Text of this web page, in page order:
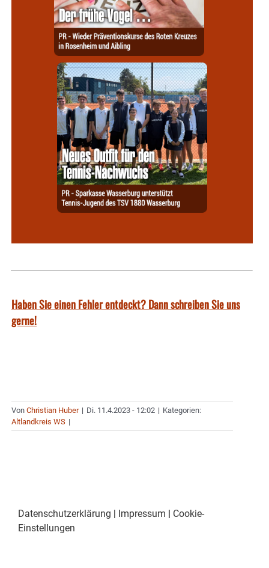
Haben Sie einen Fehler entdeckt? Dann schreiben Sie uns
gerne!
Von Christian Huber | Di. 11.4.2023 - 12:02 | Kategorien:
Altlandkreis WS |
Datenschutzerklärung | Impressum | Cookie-
Einstellungen